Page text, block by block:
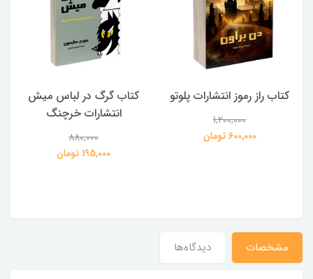
کتاب راز رموز انتشارات پلوتو
1,200,000
600,000 تومان
کتاب گرگ در لباس میش
انتشارات خرچنگ
880,000
195,000 تومان
مشخصات دیدگاه‌ها